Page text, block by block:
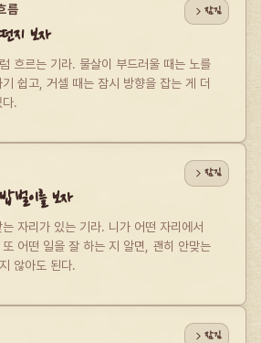
름
지 보자
흐르는 기라. 물살이 부드러울 때는 노를
쉽고, 거셀 때는 잠시 방향을 잡는 게 더
다.
잠김
벌이를 보자
자리가 있는 기라. 니가 어떤 자리에서
또 어떤 일을 잘 하는 지 알면, 괜히 안맞는
않아도 된다.
잠김
잠김